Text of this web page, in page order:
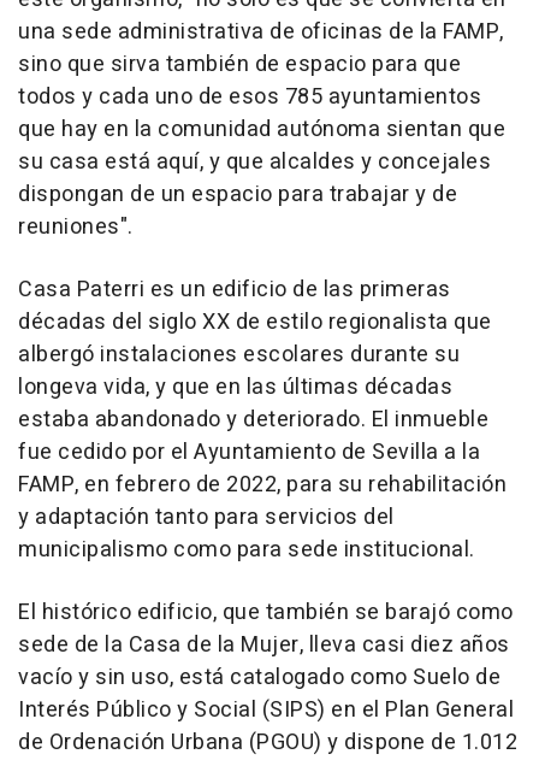
una sede administrativa de oficinas de la FAMP,
sino que sirva también de espacio para que
todos y cada uno de esos 785 ayuntamientos
que hay en la comunidad autónoma sientan que
su casa está aquí, y que alcaldes y concejales
dispongan de un espacio para trabajar y de
reuniones".
Casa Paterri es un edificio de las primeras
décadas del siglo XX de estilo regionalista que
albergó instalaciones escolares durante su
longeva vida, y que en las últimas décadas
estaba abandonado y deteriorado. El inmueble
fue cedido por el Ayuntamiento de Sevilla a la
FAMP, en febrero de 2022, para su rehabilitación
y adaptación tanto para servicios del
municipalismo como para sede institucional.
El histórico edificio, que también se barajó como
sede de la Casa de la Mujer, lleva casi diez años
vacío y sin uso, está catalogado como Suelo de
Interés Público y Social (SIPS) en el Plan General
de Ordenación Urbana (PGOU) y dispone de 1.012